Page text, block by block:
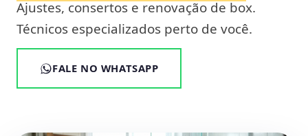
Ajustes, consertos e renovação de box.
Técnicos especializados perto de você.
FALE NO WHATSAPP